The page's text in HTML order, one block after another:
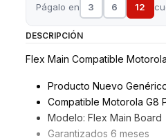
Págalo en 3 6 12
DESCRIPCIÓN
Flex Main Compatible Motorola
Producto Nuevo
Compatible Motorola G8
Modelo: Flex Main Board
Garantizados 6 meses